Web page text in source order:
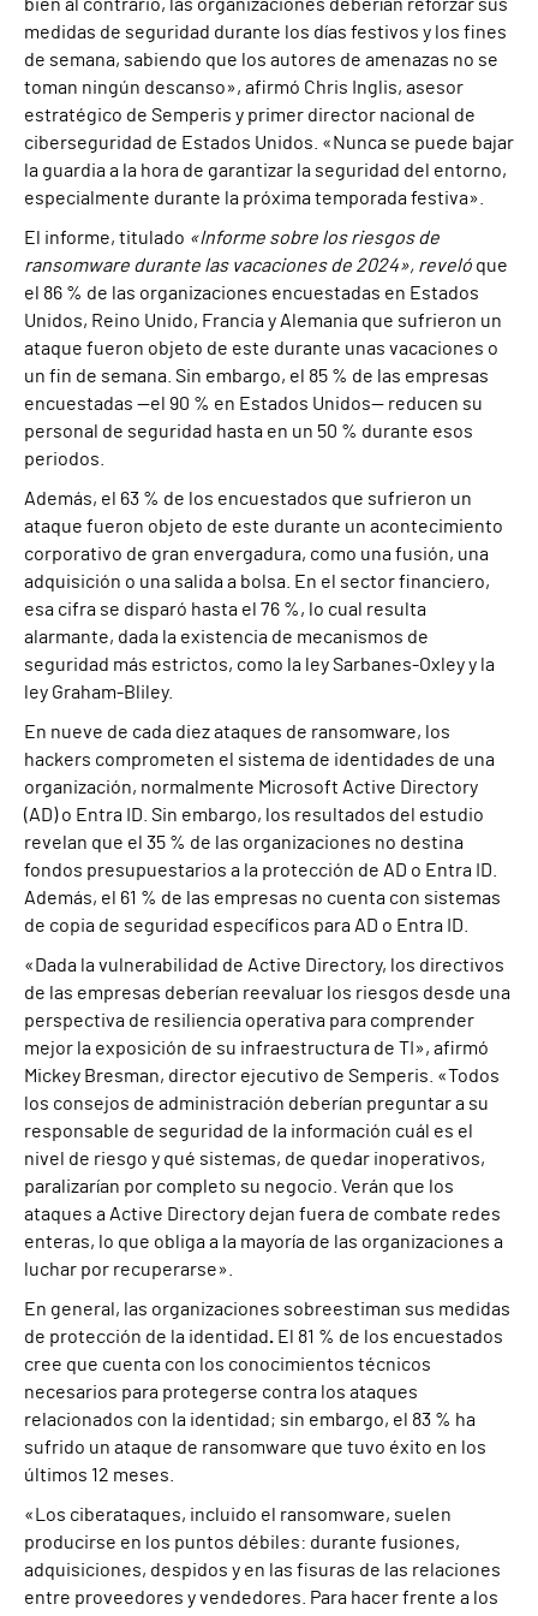
bien al contrario, las organizaciones deberían reforzar sus
medidas de seguridad durante los días festivos y los fines
de semana, sabiendo que los autores de amenazas no se
toman ningún descanso», afirmó Chris Inglis, asesor
estratégico de Semperis y primer director nacional de
ciberseguridad de Estados Unidos. «Nunca se puede bajar
la guardia a la hora de garantizar la seguridad del entorno,
especialmente durante la próxima temporada festiva».
El informe, titulado «Informe sobre los riesgos de
ransomware durante las vacaciones de 2024», reveló que
el 86 % de las organizaciones encuestadas en Estados
Unidos, Reino Unido, Francia y Alemania que sufrieron un
ataque fueron objeto de este durante unas vacaciones o
un fin de semana. Sin embargo, el 85 % de las empresas
encuestadas —el 90 % en Estados Unidos— reducen su
personal de seguridad hasta en un 50 % durante esos
periodos.
Además, el 63 % de los encuestados que sufrieron un
ataque fueron objeto de este durante un acontecimiento
corporativo de gran envergadura, como una fusión, una
adquisición o una salida a bolsa. En el sector financiero,
esa cifra se disparó hasta el 76 %, lo cual resulta
alarmante, dada la existencia de mecanismos de
seguridad más estrictos, como la ley Sarbanes-Oxley y la
ley Graham-Bliley.
En nueve de cada diez ataques de ransomware, los
hackers comprometen el sistema de identidades de una
organización, normalmente Microsoft Active Directory
(AD) o Entra ID. Sin embargo, los resultados del estudio
revelan que el 35 % de las organizaciones no destina
fondos presupuestarios a la protección de AD o Entra ID.
Además, el 61 % de las empresas no cuenta con sistemas
de copia de seguridad específicos para AD o Entra ID.
«Dada la vulnerabilidad de Active Directory, los directivos
de las empresas deberían reevaluar los riesgos desde una
perspectiva de resiliencia operativa para comprender
mejor la exposición de su infraestructura de TI», afirmó
Mickey Bresman, director ejecutivo de Semperis. «Todos
los consejos de administración deberían preguntar a su
responsable de seguridad de la información cuál es el
nivel de riesgo y qué sistemas, de quedar inoperativos,
paralizarían por completo su negocio. Verán que los
ataques a Active Directory dejan fuera de combate redes
enteras, lo que obliga a la mayoría de las organizaciones a
luchar por recuperarse».
En general, las organizaciones sobreestiman sus medidas
de protección de la identidad. El 81 % de los encuestados
cree que cuenta con los conocimientos técnicos
necesarios para protegerse contra los ataques
relacionados con la identidad; sin embargo, el 83 % ha
sufrido un ataque de ransomware que tuvo éxito en los
últimos 12 meses.
«Los ciberataques, incluido el ransomware, suelen
producirse en los puntos débiles: durante fusiones,
adquisiciones, despidos y en las fisuras de las relaciones
entre proveedores y vendedores. Para hacer frente a los